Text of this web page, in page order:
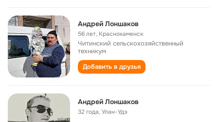
Андрей Лоншаков
56 лет, Краснокаменск
Читинский сельскохозяйственный
техникум
Добавить в друзья
Андрей Лоншаков
32 года,Улан-Удэ